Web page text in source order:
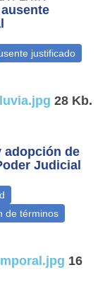
28 Kb.
adopción de
Judicial
16